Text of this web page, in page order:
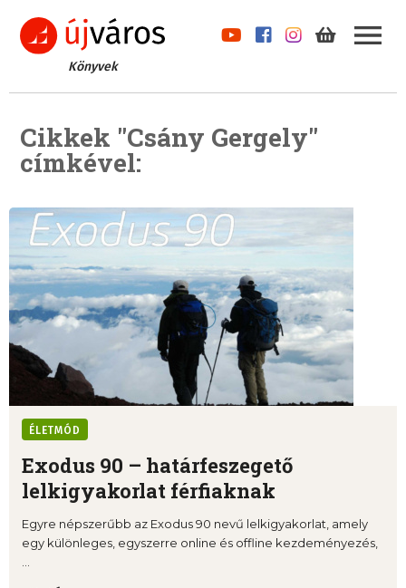
Könyvek
Cikkek "Csány Gergely"
címkével:
ÉLETMÓD
Exodus 90 – határfeszegető
lelkigyakorlat férfiaknak
Egyre népszerűbb az Exodus 90 nevű lelkigyakorlat, amely
egy különleges, egyszerre online és offline kezdeményezés,